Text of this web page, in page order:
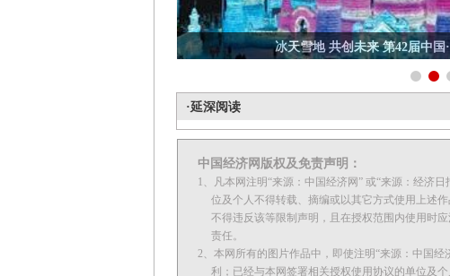
冰天雪地 共创未来 第42届中国
1 2
·延深阅读
中国经济网版权及免责声明：
1、凡本网注明“来源：中国经济网” 或“来源：经济
位及个人不得转载、摘编或以其它方式使用上述作
不得违反该等限制声明，且在授权范围内使用时应
责任。
2、本网所有的图片作品中，即使注明“来源：中国
利；已经与本网签署相关授权使用协议的单位及